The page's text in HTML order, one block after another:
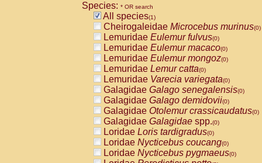
Species: * OR search
All species(1)
Cheirogaleidae Microcebus murinus(0)
Lemuridae Eulemur fulvus(0)
Lemuridae Eulemur macaco(0)
Lemuridae Eulemur mongoz(0)
Lemuridae Lemur catta(0)
Lemuridae Varecia variegata(0)
Galagidae Galago senegalensis(0)
Galagidae Galago demidovii(0)
Galagidae Otolemur crassicaudatus(0)
Galagidae Galagidae spp.(0)
Loridae Loris tardigradus(0)
Loridae Nycticebus coucang(0)
Loridae Nycticebus pygmaeus(0)